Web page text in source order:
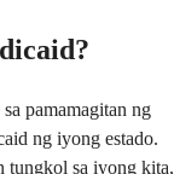
pamamagitan ng
ng iyong estado.
tungkol sa iyong kita,